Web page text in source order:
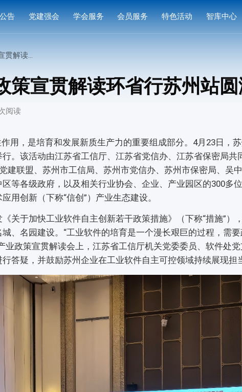
告
示
党建强会 学会服务
成果评价
供需对接
会员服务
会员权益
会员单位
特色活动 智库中心
案例库
站圆满落幕
策宣贯解读环省行苏州站
阅读
，是培育和发展新质生产力的重要组成部分。4月23日，
。该活动由江苏省工信厅、江苏省党信办、江苏省保密局共
建联盟、苏州市工信局、苏州市党信办、苏州市保密局、吴
等各级政府，以及相关行业协会、企业、产业园区的300多
用创新（下称“信创”）产业生态建设。
于加快工业软件自主创新若干政策措施》（下称“措施”）
、名园建设。“工业软件的培育是一个漫长艰巨的过程，需
业政策宣贯解读会上，江苏省工信厅机关党委委员、软件处
答疑，并鼓励苏州企业在工业软件自主可控领域持续展现担